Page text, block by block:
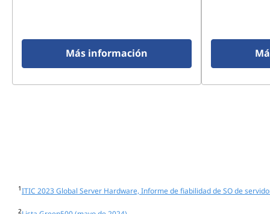
Más información
1ITIC 2023 Global Server Hardware, Informe de fiabilidad de SO de
2